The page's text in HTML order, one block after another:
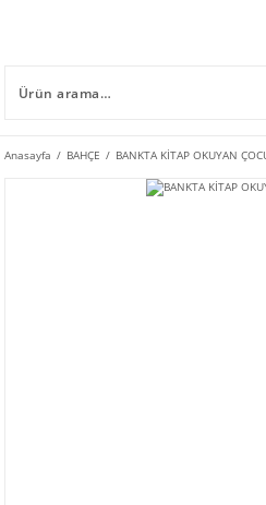
Anasayfa BAHÇE BANKTA KİTAP OKUYAN